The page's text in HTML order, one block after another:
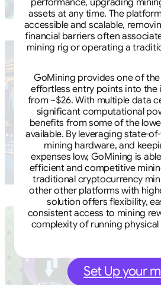
assets at any time. The
accessible and scalable,
financial barriers often
mining rig or operating a
GoMining provides one of
effortless entry points into
from ~$26. With multiple data
significant computational
benefits from some of the
available. By leveraging state-
mining hardware, and
expenses low, GoMining is
efficient and competitive
traditional cryptocurrency
other other platforms with
solution offers flexibility,
consistent access to mining
complexity of running
Set Up your